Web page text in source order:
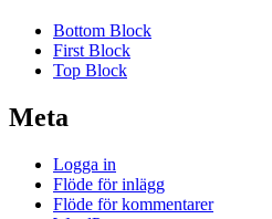
Bottom Block
First Block
Top Block
Meta
Logga in
Flöde för inlägg
Flöde för kommentarer